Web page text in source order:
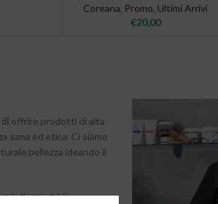
Coreana, Promo, Ultimi Arrivi
€20,00
di offrire prodotti di alta
sana ed etica. Ci siamo
bellezza ideando il
clienti, abbiamo